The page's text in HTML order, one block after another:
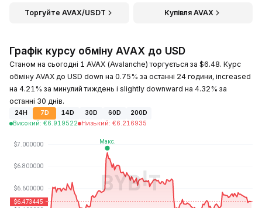
Торгуйте AVAX/USDT Купівля AVAX
Графік курсу обміну AVAX до USD
Станом на сьогодні 1 AVAX (Avalanche) торгується за $6.48. Курс
обміну AVAX до USD down на 0.75% за останні 24 години, increased
на 4.21% за минулий тиждень і slightly downward на 4.32% за
останні 30 днів.
24H 7D 14D 30D 60D
200D
Високий: €6.919522 Низький: €6.216935